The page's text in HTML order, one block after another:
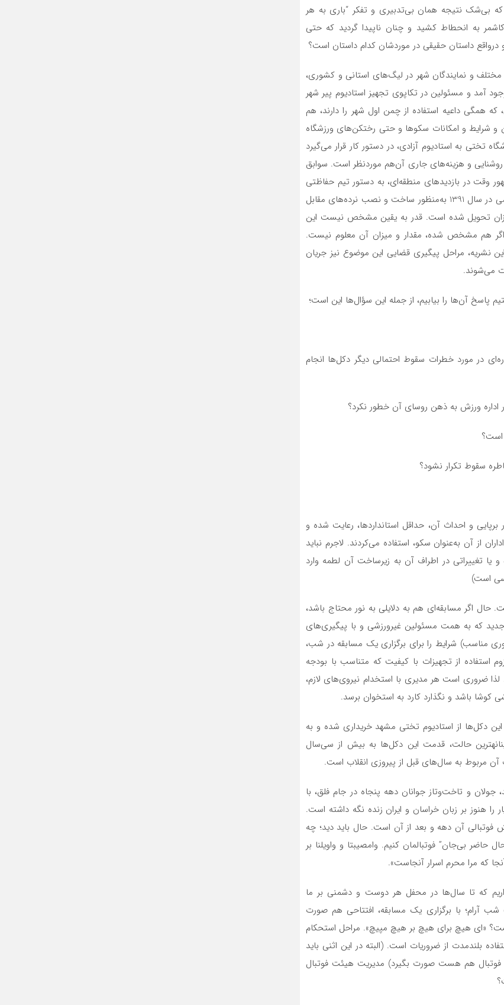
که بی‌شک نتیجه همان بی‌تدبیری و تفکر “باری به هر
به انحطاط کشید و چنان ناپیدا گردید که حتی
داستان حقیقی در موردشان کدام داستان است؟
و نمایندگان شهر در لیگ‌های استانی و کشوری،
آمد و مسئولین در تکاپوی تجهیز استادیوم پیر شهر
همگی داعیه استفاده از چمن اول شهر را دارند، هم
شرایط و امکانات سکوها و حتی رختکن‌های ورزشگاه
تختی به استادیوم آزادی، در دستور کار قرار می‌گیرد
و هزینه‌های جاری آن‌هم موردنظر است. سوابق
وقت در بازدیدهای منطقه‌ای، به دستور تیم حفاظتی
ایشان سه دکل دیگر نیز پایین آمده و بر اساس صورت‌جلسه تنظیمی در سال 1391 به‌منظور ساخت و نصب نرده‌های مقابل
تحویل‌ شده است. قدر به یقین مشخص نیست این
هم مشخص شده، مقدار و میزان آن معلوم نیست.
نشریه، مراحل پیگیری قضایی این موضوع نیز جریان
می‌شوند.
آن‌ها را بیابیم، از جمله این سؤال‌ها این است؛
در مورد خطرات سقوط احتمالی دیگر دکل‌ها انجام
ورزش به ذهن روسای آن خطور نکرد؟
است؟
سقوط تکرار نشود؟
و احداث آن، حداقل استانداردها، رعایت شده و
از آن به‌عنوان سکو، استفاده می‌کردند. لاجرم نباید
تغییراتی در اطراف آن به زیرساخت آن لطمه وارد
است)
حال اگر مسابقه‌ای هم به دلایلی به نور محتاج باشد،
که به همت مسئولین غیرورزشی و با پیگیری‌های
مناسب) شرایط را برای برگزاری یک مسابقه در شب،
استفاده از تجهیزات با کیفیت که متناسب با بودجه
ضروری است هر مدیری با استخدام نیروی‌های لازم،
کوشا باشد و نگذارد کارد به استخوان برسد.
دکل‌ها از استادیوم تختی مشهد خریداری شده و به
حالت، قدمت این دکل‌ها به بیش از سی‌سال
مربوط به سال‌های قبل از پیروزی انقلاب است.
جولان و تاخت‌وتاز جوانان دهه پنجاه در جام فلق، با
را هنوز بر زبان خراسان و ایران زنده نگه داشته است.
فوتبالی آن دهه و بعد از آن است. حال باید دید؛ چه
بی‌جان” فوتبال‏مان کنیم. وامصیبتا و واویلنا بر
که مرا محرم اسرار آنجاست».
که تا سال‌ها در محفل هر دوست و دشمنی بر ما
آرام؛ با برگزاری یک مسابقه، افتتاحی هم صورت
«ای هیچ برای هیچ بر هیچ مپیچ». مراحل استحکام
بلندمدت از ضروریات است. (البته در این اثنی باید
هم هست صورت بگیرد) مدیریت هیئت فوتبال